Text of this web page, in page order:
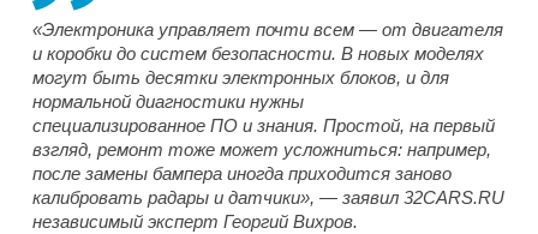
«Электроника управляет почти всем — от двигателя
и коробки до систем безопасности. В новых моделях
могут быть десятки электронных блоков, и для
нормальной диагностики нужны
специализированное ПО и знания. Простой, на первый
взгляд, ремонт тоже может усложниться: например,
после замены бампера иногда приходится заново
калибровать радары и датчики», — заявил 32CARS.RU
независимый эксперт Георгий Вихров.